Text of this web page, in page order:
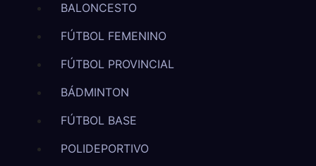
BALONCESTO
FÚTBOL FEMENINO
FÚTBOL PROVINCIAL
BÁDMINTON
FÚTBOL BASE
POLIDEPORTIVO